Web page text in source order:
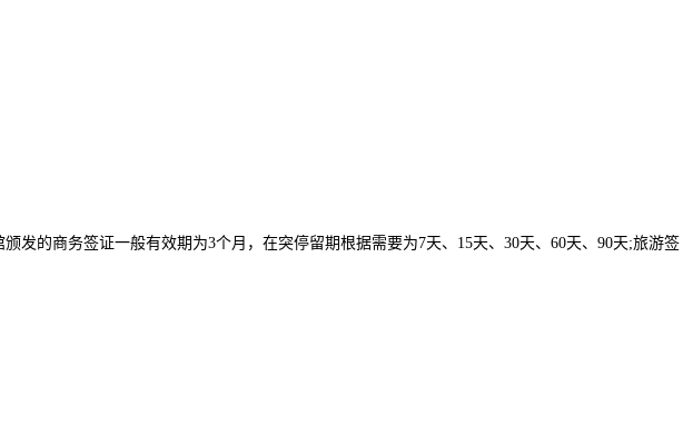
发的商务签证一般有效期为3个月，在突停留期根据需要为7天、15天、30天、60天、90天;旅游签